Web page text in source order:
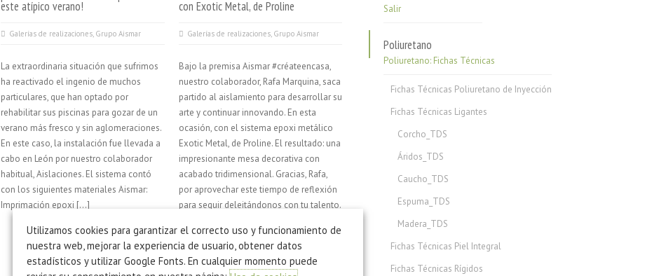
este atípico verano!
Galerías de realizaciones, Grupo Aismar
La extraordinaria situación que sufrimos
ha reactivado el ingenio de muchos
particulares, que han optado por
rehabilitar sus piscinas para gozar de un
verano más fresco y sin aglomeraciones.
En este caso, la instalación fue llevada a
cabo en León por nuestro colaborador
habitual, Aislaciones. El sistema contó
con los siguientes materiales Aismar:
Imprimación epoxi […]
con Exotic Metal, de Proline
Galerías de realizaciones, Grupo Aismar
Bajo la premisa Aismar #créateencasa,
nuestro colaborador, Rafa Marquina, saca
partido al aislamiento para desarrollar su
arte y continuar innovando. En esta
ocasión, con el sistema epoxi metálico
Exotic Metal, de Proline. El resultado: una
impresionante mesa decorativa con
acabado tridimensional. Gracias, Rafa,
por aprovechar este tiempo de reflexión
para seguir deleitándonos con tu talento.
Salir
Poliuretano
Poliuretano: Fichas Técnicas
Fichas Técnicas Poliuretano de Inyección
Fichas Técnicas Ligantes
Corcho_TDS
Áridos_TDS
Caucho_TDS
Espuma_TDS
Madera_TDS
Fichas Técnicas Piel Integral
Fichas Técnicas Rígidos
Utilizamos cookies para garantizar el correcto uso y funcionamiento de
nuestra web, mejorar la experiencia de usuario, obtener datos
estadísticos y utilizar Google Fonts. En cualquier momento puede